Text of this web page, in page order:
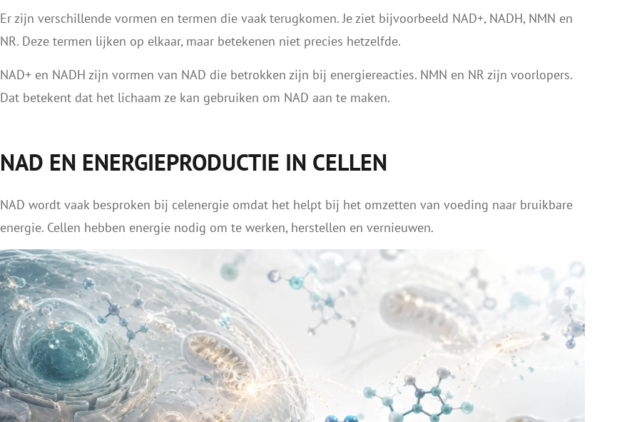
Er zijn verschillende vormen en termen die vaak terugkomen. Je ziet bijvoorbeeld NAD+, NADH, NMN en
NR. Deze termen lijken op elkaar, maar betekenen niet precies hetzelfde.
NAD+ en NADH zijn vormen van NAD die betrokken zijn bij energiereacties. NMN en NR zijn voorlopers.
Dat betekent dat het lichaam ze kan gebruiken om NAD aan te maken.
NAD EN ENERGIEPRODUCTIE IN CELLEN
NAD wordt vaak besproken bij celenergie omdat het helpt bij het omzetten van voeding naar bruikbare
energie. Cellen hebben energie nodig om te werken, herstellen en vernieuwen.